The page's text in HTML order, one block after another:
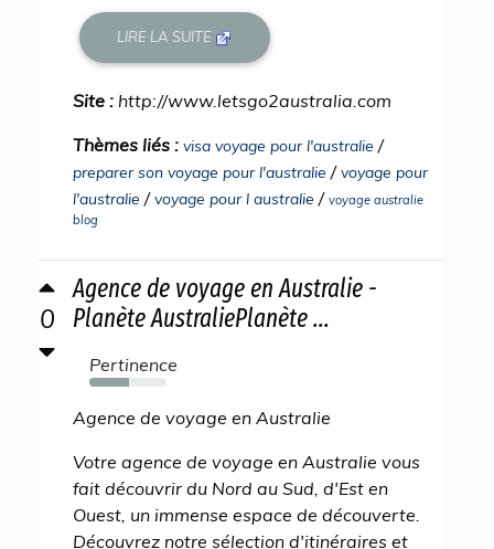
LIRE LA SUITE
Site : http://www.letsgo2australia.com
Thèmes liés : visa voyage pour l'australie /
preparer son voyage pour l'australie /voyage pour
l'australie /voyage pour l australie / voyage australie
blog
0
Agence de voyage en Australie -
Planète AustraliePlanète ...
Pertinence
52%
Agence de voyage en Australie
Votre agence de voyage en Australie vous
fait découvrir du Nord au Sud, d'Est en
Ouest, un immense espace de découverte.
Découvrez notre sélection d'itinéraires et